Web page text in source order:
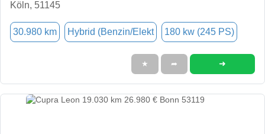
Köln, 51145
30.980 km Hybrid (Benzin/Elekt 180 kw (245 PS)
★ ➦ ➜